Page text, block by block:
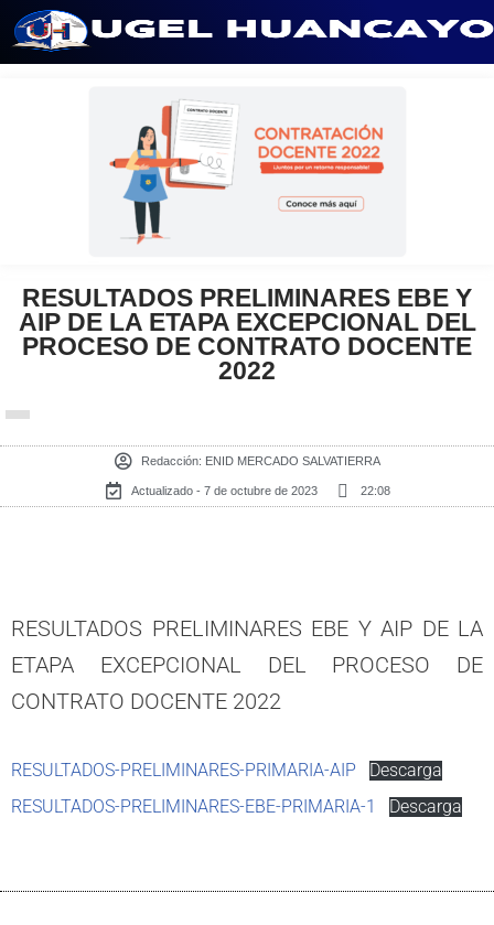
RESULTADOS PRELIMINARES EBE Y
AIP DE LA ETAPA EXCEPCIONAL DEL
PROCESO DE CONTRATO DOCENTE
2022
Redacción: ENID MERCADO SALVATIERRA
Actualizado - 7 de octubre de 2023 22:08
RESULTADOS PRELIMINARES EBE Y AIP DE LA
ETAPA EXCEPCIONAL DEL PROCESO DE
CONTRATO DOCENTE 2022
RESULTADOS-PRELIMINARES-PRIMARIA-AIP
Descarga
RESULTADOS-PRELIMINARES-EBE-PRIMARIA-1
Descarga